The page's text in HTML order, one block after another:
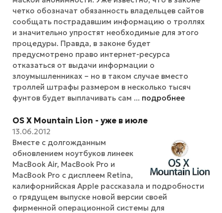
четко обозначат обязанность владельцев сайтов
сообщать пострадавшим информацию о троллях
и значительно упростят необходимые для этого
процедуры. Правда, в законе будет
предусмотрено право интернет-ресурса
отказаться от выдачи информации о
злоумышленниках – но в таком случае вместо
троллей штрафы размером в несколько тысяч
фунтов будет выплачивать сам ... подробнее
OS X Mountain Lion - уже в июле
13.06.2012
Вместе с долгожданным
обновлением ноутбуков линеек
MacBook Air, MacBook Pro и
MacBook Pro с дисплеем Retina,
калифорнийская Apple рассказала и подробности
о грядущем выпуске новой версии своей
фирменной операционной системы для